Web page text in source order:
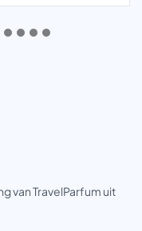
van TravelParfum uit